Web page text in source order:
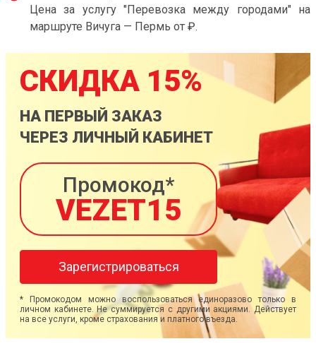
Цена за услугу "Перевозка между городами" на
маршруте Вичуга — Пермь от ₽.
СКИДКА 15%
НА ПЕРВЫЙ ЗАКАЗ
ЧЕРЕЗ ЛИЧНЫЙ КАБИНЕТ
Промокод*
VEZET15
Зарегистрироваться
* Промокодом можно воспользоваться единоразово только в
личном кабинете. Не суммируется с другими акциями. Действует
на все услуги, кроме страхования и платного въезда.